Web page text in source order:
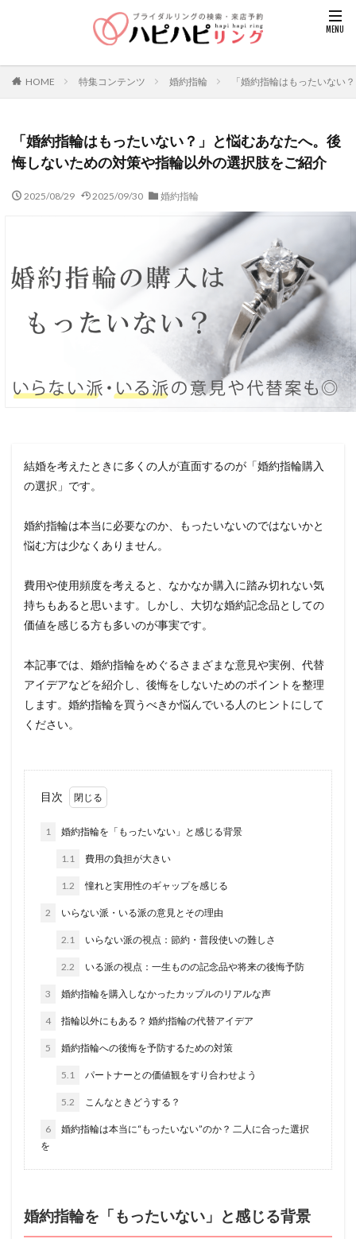
HOME 特集コンテンツ 婚約指輪 「婚約指輪はもったいない
「婚約指輪はもったいない？」と悩むあなたへ。後
悔しないための対策や指輪以外の選択肢をご紹介
2025/08/29 2025/09/30 婚約指輪
結婚を考えたときに多くの人が直面するのが「婚約指輪購入
の選択」です。
婚約指輪は本当に必要なのか、もったいないのではないかと
悩む方は少なくありません。
費用や使用頻度を考えると、なかなか購入に踏み切れない気
持ちもあると思います。しかし、大切な婚約記念品としての
価値を感じる方も多いのが事実です。
本記事では、婚約指輪をめぐるさまざまな意見や実例、代替
アイデアなどを紹介し、後悔をしないためのポイントを整理
します。婚約指輪を買うべきか悩んでいる人のヒントにして
ください。
目次
1 婚約指輪を「もったいない」と感じる背景
1.1 費用の負担が大きい
1.2 憧れと実用性のギャップを感じる
2 いらない派・いる派の意見とその理由
2.1 いらない派の視点：節約・普段使いの難しさ
2.2 いる派の視点：一生ものの記念品や将来の後悔予防
3 婚約指輪を購入しなかったカップルのリアルな声
4 指輪以外にもある？ 婚約指輪の代替アイデア
5 婚約指輪への後悔を予防するための対策
5.1 パートナーとの価値観をすり合わせよう
5.2 こんなときどうする？
6
婚約指輪は本当に“もったいない”のか？ 二人に合った選択
を
婚約指輪を「もったいない」と感じる背景